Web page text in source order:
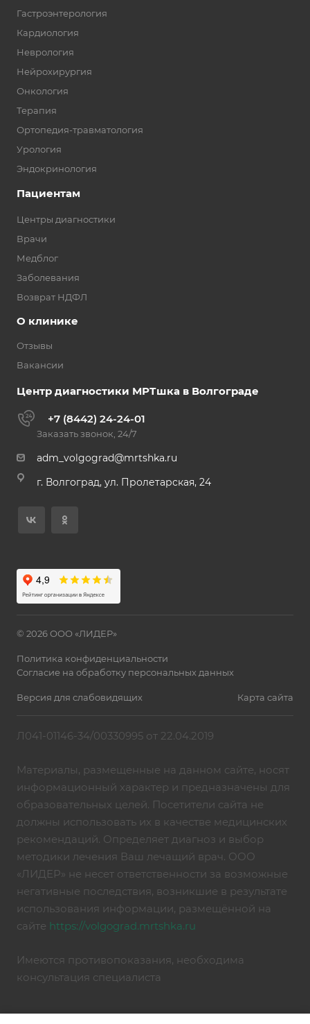
Гастроэнтерология
Кардиология
Неврология
Нейрохирургия
Онкология
Терапия
Ортопедия-травматология
Урология
Эндокринология
Пациентам
Центры диагностики
Врачи
Медблог
Заболевания
Возврат НДФЛ
О клинике
Отзывы
Вакансии
Центр диагностики МРТшка в Волгограде
+7 (8442) 24-24-01
Заказать звонок, 24/7
adm_volgograd@mrtshka.ru
г. Волгоград, ул. Пролетарская, 24
© 2026 ООО «ЛИДЕР»
Политика конфиденциальности
Согласие на обработку персональных данных
Версия для слабовидящих Карта сайта
Л041-01146-34/00330995 от 22.04.2019
Материалы, размещенные на данном сайте, носят
информационный характер и предназначены для
образовательных целей. Посетители сайта не
должны использовать их в качестве медицинских
рекомендаций. Определяет диагноз и выбор
методики лечения Ваш лечащий врач. ООО
«ЛИДЕР» не несет ответственности за возможные
негативные последствия, возникшие в результате
использования информации, размещённой на
сайте https://volgograd.mrtshka.ru
Имеются противопоказания, необходима
консультация специалиста